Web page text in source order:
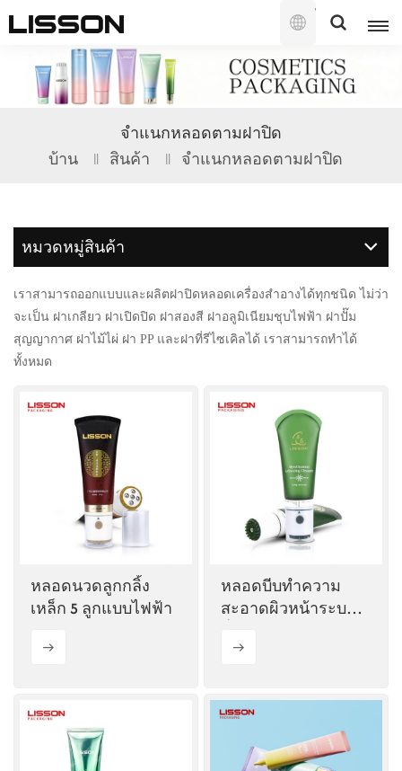
ไทย
English
français
español
português
العربية
จำแนกหลอดตามฝาปิด
บ้าน สินค้า จำแนกหลอดตามฝาปิด
หมวดหมู่สินค้า
เราสามารถออกแบบและผลิตฝาปิดหลอดเครื่องสำอางได้ทุกชนิด ไม่ว่า
จะเป็น ฝาเกลียว ฝาเปิดปิด ฝาสองสี ฝาอลูมิเนียมชุบไฟฟ้า ฝาปั๊ม
สุญญากาศ ฝาไม้ไผ่ ฝา PP และฝาที่รีไซเคิลได้ เราสามารถทำได้
ทั้งหมด
หลอดนวดลูกกลิ้ง
เหล็ก 5 ลูกแบบไฟฟ้า
หลอดบีบทำความ
สะอาดผิวหน้าระบบ